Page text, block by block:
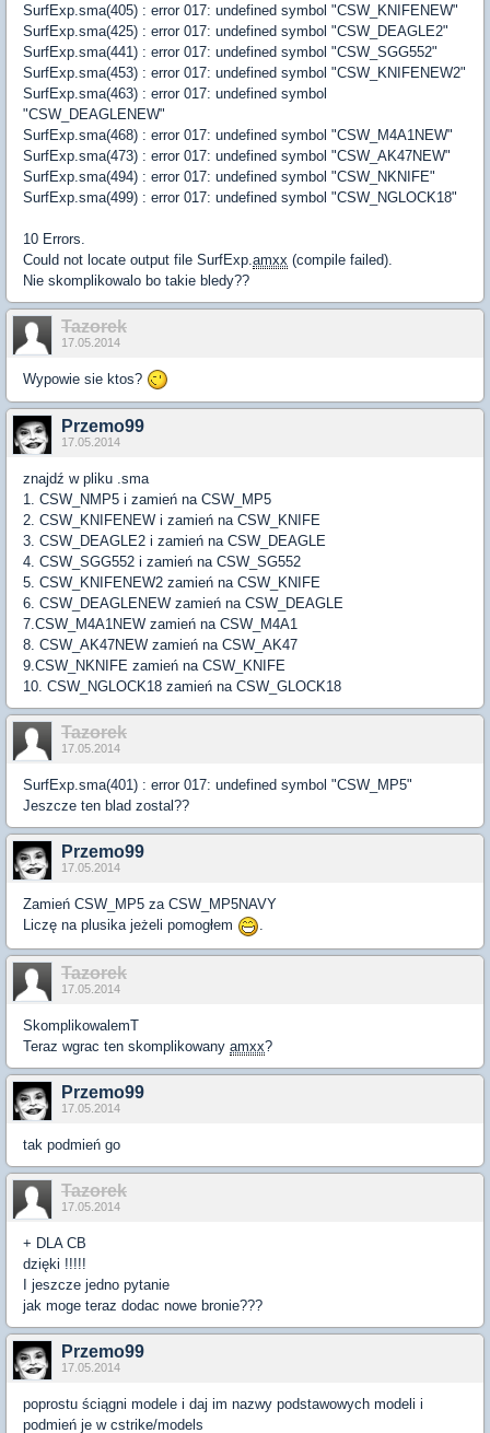
SurfExp.sma(405) : error 017: undefined symbol "CSW_KNIFENEW"
SurfExp.sma(425) : error 017: undefined symbol "CSW_DEAGLE2"
SurfExp.sma(441) : error 017: undefined symbol "CSW_SGG552"
SurfExp.sma(453) : error 017: undefined symbol "CSW_KNIFENEW2"
SurfExp.sma(463) : error 017: undefined symbol
"CSW_DEAGLENEW"
SurfExp.sma(468) : error 017: undefined symbol "CSW_M4A1NEW"
SurfExp.sma(473) : error 017: undefined symbol "CSW_AK47NEW"
SurfExp.sma(494) : error 017: undefined symbol "CSW_NKNIFE"
SurfExp.sma(499) : error 017: undefined symbol "CSW_NGLOCK18"
10 Errors.
Could not locate output file SurfExp. amxx (compile failed).
Nie skomplikowalo bo takie bledy??
Tazorek
17.05.2014
Wypowie sie ktos?
Przemo99
17.05.2014
znajdź w pliku .sma
1. CSW_NMP5 i zamień na CSW_MP5
2. CSW_KNIFENEW i zamień na CSW_KNIFE
3. CSW_DEAGLE2 i zamień na CSW_DEAGLE
4. CSW_SGG552 i zamień na CSW_SG552
5. CSW_KNIFENEW2 zamień na CSW_KNIFE
6. CSW_DEAGLENEW zamień na CSW_DEAGLE
7.CSW_M4A1NEW zamień na CSW_M4A1
8. CSW_AK47NEW zamień na CSW_AK47
9.CSW_NKNIFE zamień na CSW_KNIFE
10. CSW_NGLOCK18 zamień na CSW_GLOCK18
Tazorek
17.05.2014
SurfExp.sma(401) : error 017: undefined symbol "CSW_MP5"
Jeszcze ten blad zostal??
Przemo99
17.05.2014
Zamień CSW_MP5 za CSW_MP5NAVY
Liczę na plusika jeżeli pomogłem
.
Tazorek
17.05.2014
SkomplikowalemT
Teraz wgrac ten skomplikowany amxx?
Przemo99
17.05.2014
tak podmień go
Tazorek
17.05.2014
+ DLA CB
dzięki !!!!!
I jeszcze jedno pytanie
jak moge teraz dodac nowe bronie???
Przemo99
17.05.2014
poprostu ściągni modele i daj im nazwy podstawowych modeli i
podmień je w cstrike/models